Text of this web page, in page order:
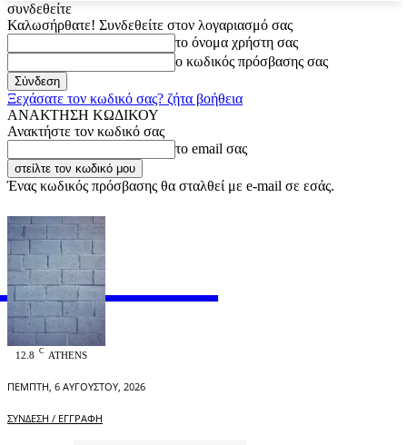
συνδεθείτε
Καλωσήρθατε! Συνδεθείτε στον λογαριασμό σας
το όνομα χρήστη σας
ο κωδικός πρόσβασης σας
Ξεχάσατε τον κωδικό σας? ζήτα βοήθεια
ΑΝΑΚΤΗΣΗ ΚΩΔΙΚΟΥ
Ανακτήστε τον κωδικό σας
το email σας
Ένας κωδικός πρόσβασης θα σταλθεί με e-mail σε εσάς.
OFFICIAL
12.8 C ATHENS
ΠΈΜΠΤΗ, 6 ΑΥΓΟΎΣΤΟΥ, 2026
ΣΎΝΔΕΣΗ / ΕΓΓΡΑΦΉ